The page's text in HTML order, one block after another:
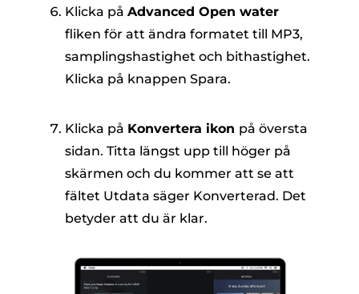
Klicka på Advanced Open water
fliken för att ändra formatet till MP3,
samplingshastighet och bithastighet.
Klicka på knappen Spara.
Klicka på Konvertera ikon på översta
sidan. Titta längst upp till höger på
skärmen och du kommer att se att
fältet Utdata säger Konverterad. Det
betyder att du är klar.